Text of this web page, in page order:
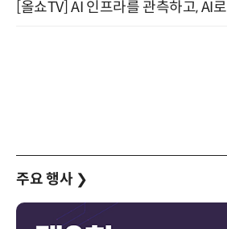
주요 행사 ❯